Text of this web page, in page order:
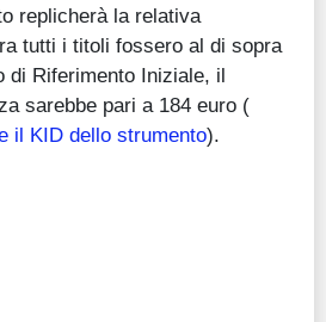
replicherà la relativa
tutti i titoli fossero al di sopra
di Riferimento Iniziale, il
sarebbe pari a 184 euro (
il KID dello strumento).